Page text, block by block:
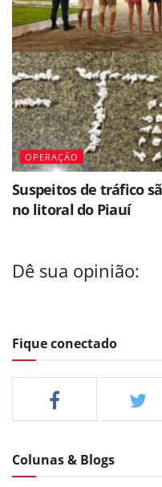
OPERAÇÃO
Suspeitos de tráfico
no litoral do Piauí
Dê sua opinião:
Fique conectado
Colunas & Blogs